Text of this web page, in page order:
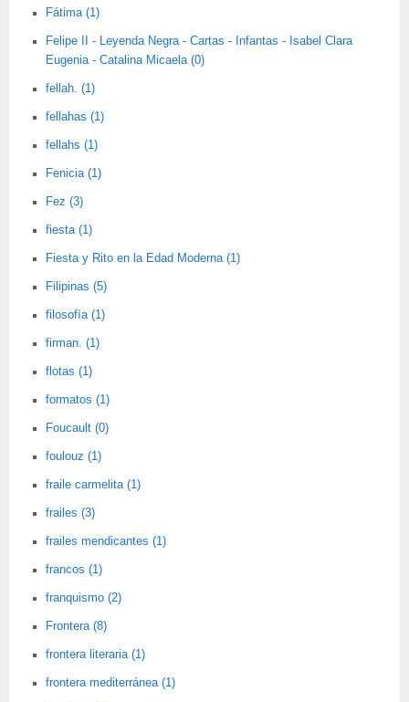
Fátima (1)
Felipe II - Leyenda Negra - Cartas - Infantas - Isabel Clara
Eugenia - Catalina Micaela (0)
fellah. (1)
fellahas (1)
fellahs (1)
Fenicia (1)
Fez (3)
fiesta (1)
Fiesta y Rito en la Edad Moderna (1)
Filipinas (5)
filosofía (1)
firman. (1)
flotas (1)
formatos (1)
Foucault (0)
foulouz (1)
fraile carmelita (1)
frailes (3)
frailes mendicantes (1)
francos (1)
franquismo (2)
Frontera (8)
frontera literaria (1)
frontera mediterránea (1)